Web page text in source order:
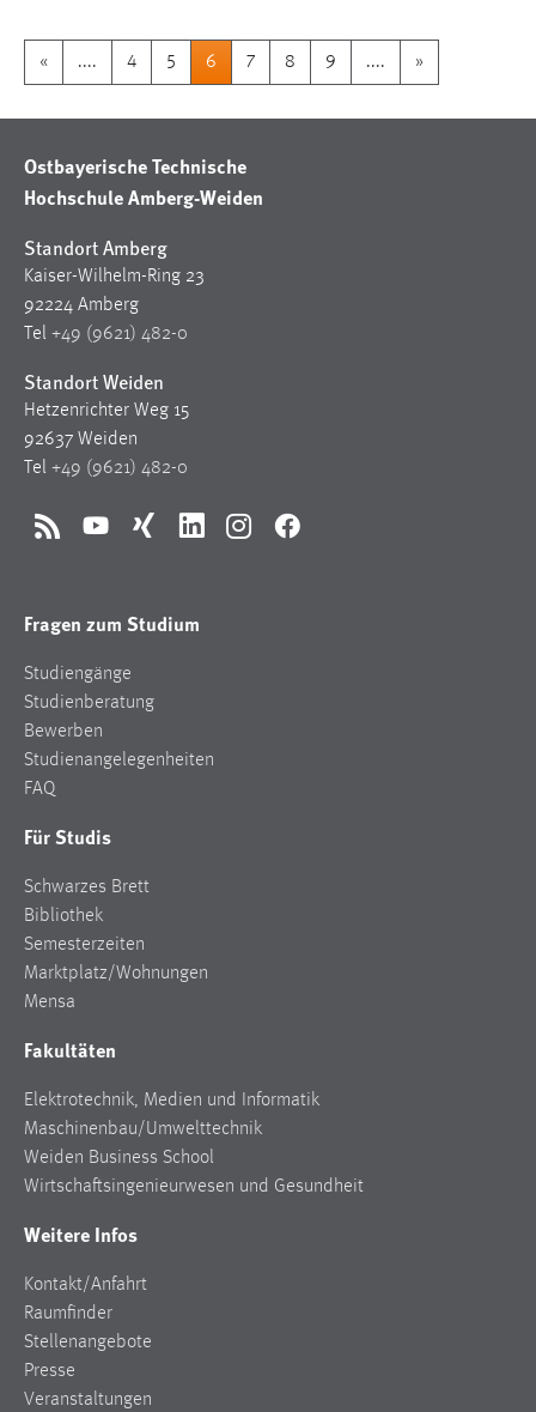
« .... 4 5 6 7 8 9 .... »
Ostbayerische Technische
Hochschule Amberg-Weiden
Standort Amberg
Kaiser-Wilhelm-Ring 23
92224 Amberg
Tel +49 (9621) 482-0
Standort Weiden
Hetzenrichter Weg 15
92637 Weiden
Tel +49 (9621) 482-0
RSS YouTubeXing LinkedInInstagramFacebook
Fragen zum Studium
Studiengänge
Studienberatung
Bewerben
Studienangelegenheiten
FAQ
Für Studis
Schwarzes Brett
Bibliothek
Semesterzeiten
Marktplatz/Wohnungen
Mensa
Fakultäten
Elektrotechnik, Medien und Informatik
Maschinenbau/Umwelttechnik
Weiden Business School
Wirtschaftsingenieurwesen und Gesundheit
Weitere Infos
Kontakt/Anfahrt
Raumfinder
Stellenangebote
Presse
Veranstaltungen